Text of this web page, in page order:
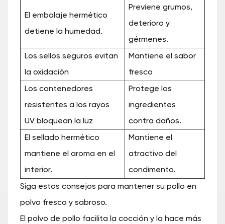
El embalaje hermético
detiene la humedad.
Previene grumos,
deterioro y
gérmenes.
Los sellos seguros evitan
la oxidación
Mantiene el sabor
fresco
Los contenedores
resistentes a los rayos
UV bloquean la luz
Protege los
ingredientes
contra daños.
El sellado hermético
mantiene el aroma en el
interior.
Mantiene el
atractivo del
condimento.
Siga estos consejos para mantener su pollo en
polvo fresco y sabroso.
El polvo de pollo facilita la cocción y la hace más